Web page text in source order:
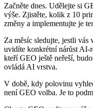
Začněte dnes. Udělejte si
výše. Zjistěte, kolik z 10
změny a implementujte je
Za měsíc sledujte, jestli
uvidíte konkrétní nárůst
kteří GEO ještě neřeší,
ovládá AI vrstva.
V době, kdy polovinu
není GEO volba. Je to